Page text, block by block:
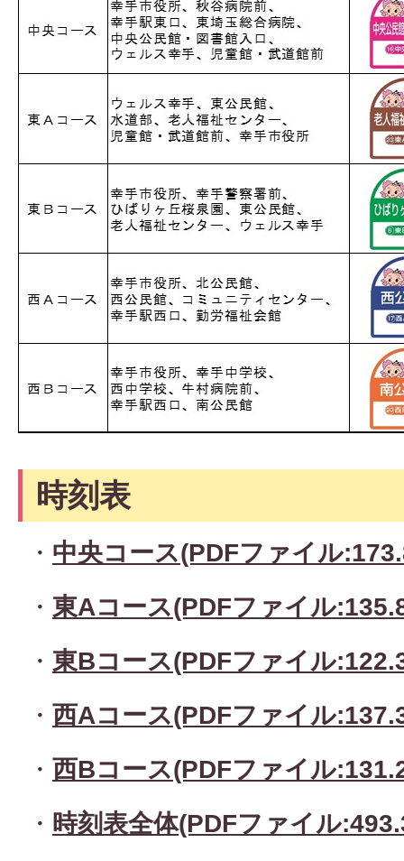
時刻表
・ 中央コース(PDFファイル
・ 東Aコース(PDFファイル
・ 東Bコース(PDFファイル
・ 西Aコース(PDFファイル
・ 西Bコース(PDFファイル
・ 時刻表全体(PDFファイル